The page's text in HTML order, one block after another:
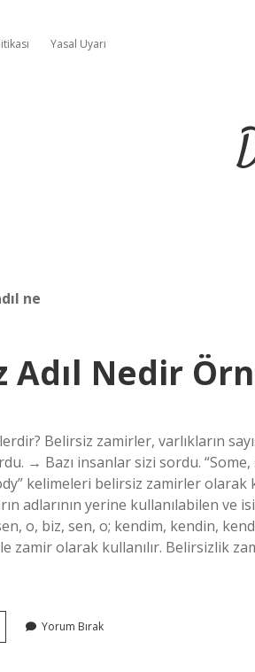
Yasal Uyarı
ne
Adıl Nedir
Belirsiz zamirler, varlıkların
→ Bazı insanlar sizi sordu.
kelimeleri belirsiz zamirler olarak
adlarının yerine kullanılabilen
o, biz, sen, o; kendim, kendin,
zamir olarak kullanılır. Belirsizlik
Yorum Bırak